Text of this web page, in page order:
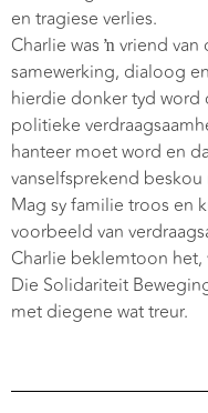
en tragiese verlies.
Charlie was ŉ vriend
samewerking, dialoog
hierdie donker tyd word
politieke
hanteer moet word en
vanselfsprekend
Mag sy familie troos en
voorbeeld van
Charlie beklemtoon
Die Solidariteit
met diegene wat treur.